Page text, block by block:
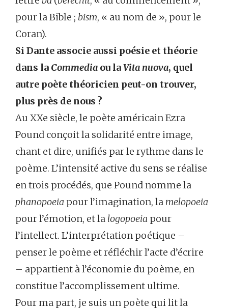
pour la Bible ; bism, « au nom de », pour le
Coran).
Si Dante associe aussi poésie et théorie
dans la Commedia ou laVita nuova, quel
autre poète théoricien peut-on trouver,
plus près de nous ?
Au XXe siècle, le poète américain Ezra
Pound conçoit la solidarité entre image,
chant et dire, unifiés par le rythme dans le
poème. L’intensité active du sens se réalise
en trois procédés, que Pound nomme la
phanopoeia pour l’imagination, la melopoeia
pour l’émotion, et la logopoeia pour
l’intellect. L’interprétation poétique –
penser le poème et réfléchir l’acte d’écrire
– appartient à l’économie du poème, en
constitue l’accomplissement ultime.
Pour ma part, je suis un poète qui lit la